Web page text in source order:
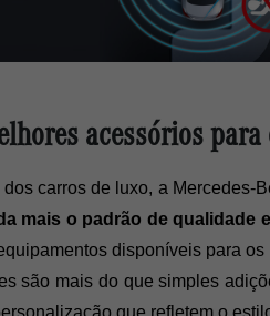
acessórios
dos carros de luxo, a Mercedes-
mais o padrão de qualidade
disponíveis para
são mais do que simples